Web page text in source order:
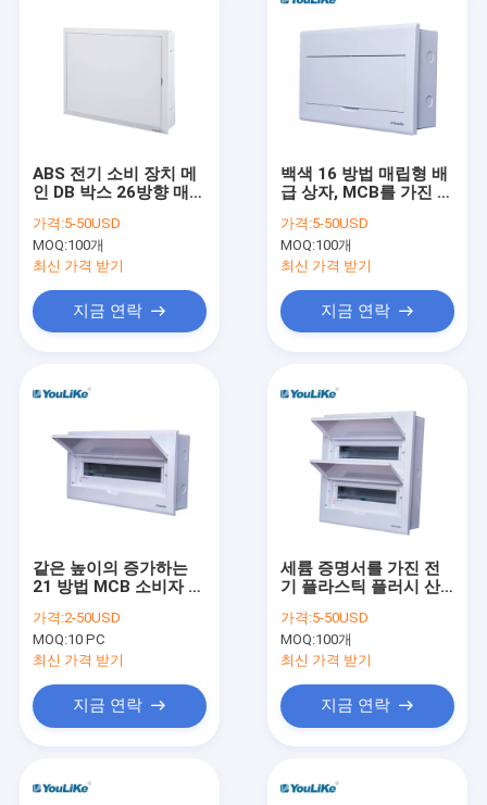
회사 소개
연락처
플라스틱 MCB 상자
10웨이 MCB 박스
벽걸이형 배전함
ABS 전기 소비 장치 메
인 DB 박스 26방향 매립
가격:5-50USD
MOQ:100개
최신 가격 받기
지금 연락
백색 16 방법 매립형 배
급 상자, MCB를 가진 접
가격:5-50USD
MOQ:100개
최신 가격 받기
지금 연락
같은 높이의 증가하는
21 방법 MCB 소비자 단
가격:2-50USD
MOQ:10 PC
최신 가격 받기
지금 연락
세륨 증명서를 가진 전
기 플라스틱 플러시 산
가격:5-50USD
MOQ:100개
최신 가격 받기
지금 연락